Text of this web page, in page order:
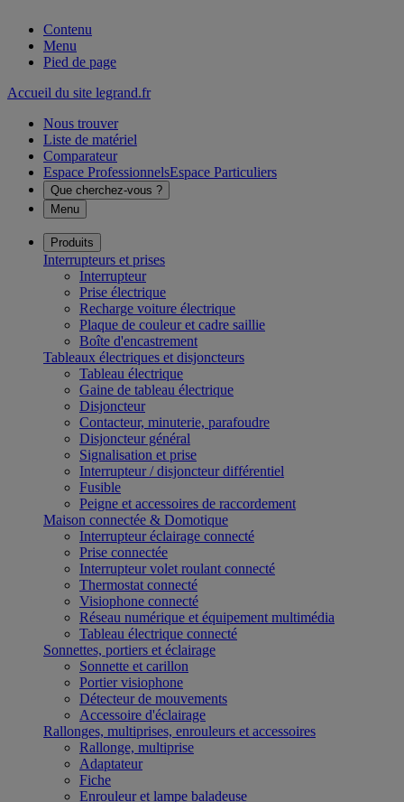
Contenu
Menu
Pied de page
Accueil du site legrand.fr
Nous trouver
Liste de matériel
Comparateur
Espace ProfessionnelsEspace Particuliers
Que cherchez-vous ?
Menu
Produits
Interrupteurs et prises
Interrupteur
Prise électrique
Recharge voiture électrique
Plaque de couleur et cadre saillie
Boîte d'encastrement
Tableaux électriques et disjoncteurs
Tableau électrique
Gaine de tableau électrique
Disjoncteur
Contacteur, minuterie, parafoudre
Disjoncteur général
Signalisation et prise
Interrupteur / disjoncteur différentiel
Fusible
Peigne et accessoires de raccordement
Maison connectée & Domotique
Interrupteur éclairage connecté
Prise connectée
Interrupteur volet roulant connecté
Thermostat connecté
Visiophone connecté
Réseau numérique et équipement multimédia
Tableau électrique connecté
Sonnettes, portiers et éclairage
Sonnette et carillon
Portier visiophone
Détecteur de mouvements
Accessoire d'éclairage
Rallonges, multiprises, enrouleurs et accessoires
Rallonge, multiprise
Adaptateur
Fiche
Enrouleur et lampe baladeuse